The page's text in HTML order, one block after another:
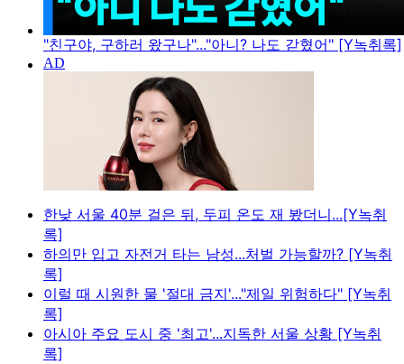
"친구야, 구하러 왔구나"..."아니? 나도 갇혔어" [Y녹취록]
한낮 서울 40분 걸은 뒤, 두피 온도 재 봤더니...[Y녹취
록]
하의만 입고 자전거 타는 남성...처벌 가능할까? [Y녹취
록]
이럴 때 시원한 물 '절대 금지'..."제일 위험하다" [Y녹취
록]
아시아 주요 도시 중 '최고'...지독한 서울 상황 [Y녹취
록]